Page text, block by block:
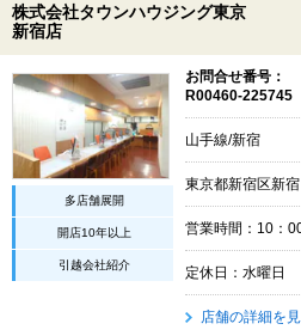
株式会社タウンハウジング東京
新宿店
多店舗展開
開店10年以上
引越会社紹介
お問合せ番号：
R00460-225745
山手線/新宿
東京都新宿区新
営業時間：10：
定休日：水曜日
店舗の詳細を